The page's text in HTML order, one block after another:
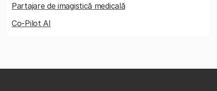
Partajare de imagistică medicală
Co-Pilot AI